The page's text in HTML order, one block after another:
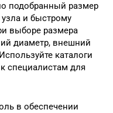
подобранный размер
и быстрому
выборе размера
диаметр, внешний
каталоги
специалистам для
в обеспечении